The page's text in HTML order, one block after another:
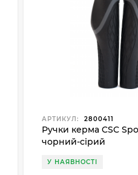
АРТИКУЛ: 2800411
Ручки керма CSC
чорний-сірий
У НАЯВНОСТІ